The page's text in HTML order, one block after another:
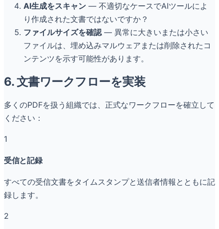
AI生成をスキャン — 不適切なケースでAIツールによ
り作成された文書ではないですか？
ファイルサイズを確認 — 異常に大きいまたは小さい
ファイルは、埋め込みマルウェアまたは削除されたコ
ンテンツを示す可能性があります。
6. 文書ワークフローを実装
多くのPDFを扱う組織では、正式なワークフローを確立して
ください：
1
受信と記録
すべての受信文書をタイムスタンプと送信者情報とともに記
録します。
2